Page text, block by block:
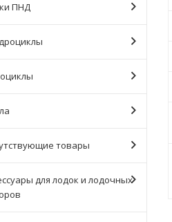
ПНД
товары
для лодок и лодочных